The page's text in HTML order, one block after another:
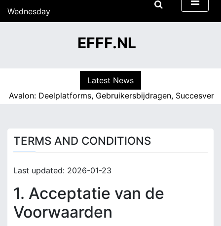
Wednesday
15/07/2026
EFFF.NL
Latest News
Deelplatforms, Gebruikersbijdragen,
TERMS AND CONDITIONS
Last updated: 2026-01-23
1. Acceptatie van de
Voorwaarden